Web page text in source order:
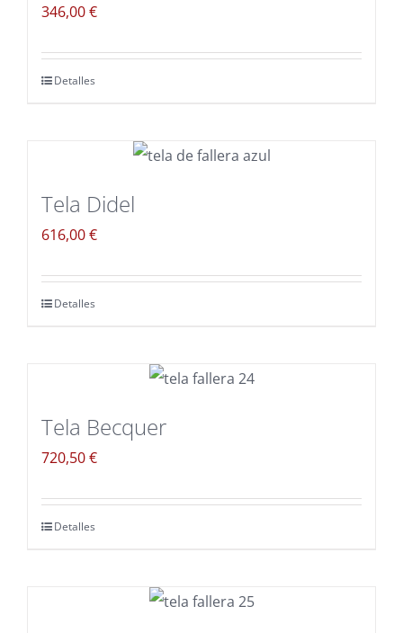
346,00€
Detalles
Tela Didel
616,00€
Detalles
Tela Becquer
720,50€
Detalles